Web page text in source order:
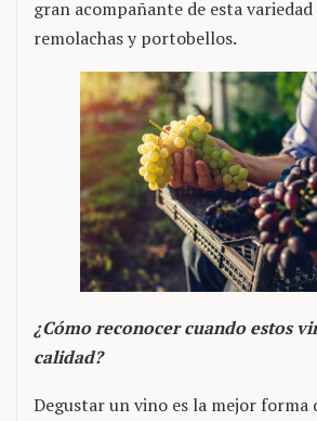
gran acompañante de esta variedad
remolachas y portobellos.
¿Cómo reconocer cuando estos
calidad?
Degustar un vino es la mejor forma